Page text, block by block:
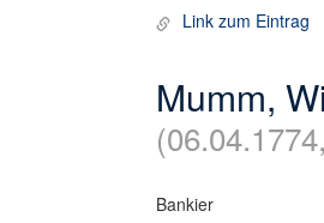
Link zum Eintrag
Mumm,
Bankier